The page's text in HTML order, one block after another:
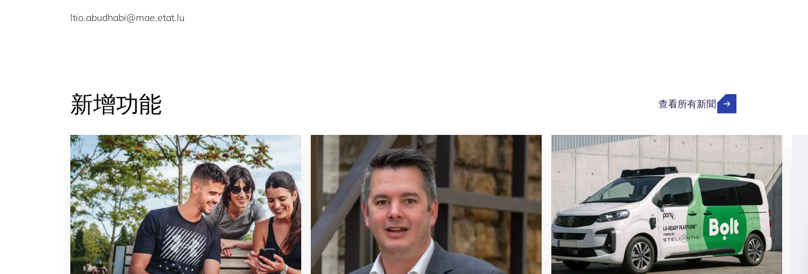
ltio.abudhabi@mae.etat.lu
新增功能 查看所有新聞